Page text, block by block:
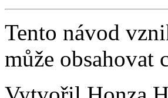
Tento návod
může obsahovat